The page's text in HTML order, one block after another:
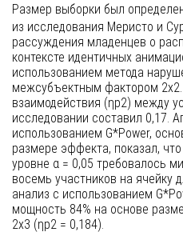
Размер выборки был
из исследования Меристо и
рассуждения младенцев о
контексте идентичных
использованием метода
межсубъектным фактором
взаимодействия (ηp2) между
исследовании составил 0,17.
использованием G*Power,
размере эффекта, показал,
уровне α = 0,05 требовалось
восемь участников на ячейку
анализ с использованием
мощность 84% на основе
2x3 (ηp2 = 0,184).